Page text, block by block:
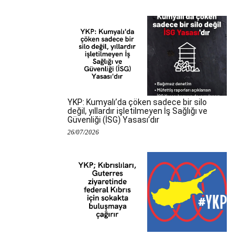
YKP: Kumyalı’da çöken sadece bir silo
değil, yıllardır işletilmeyen İş Sağlığı ve
Güvenliği (İSG) Yasası’dır
26/07/2026